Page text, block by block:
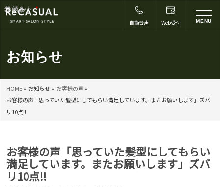
お知らせ
HOME» お知らせ » お客様の声 »
お客様の声「思っていた髪型にしてもらい満足しています。またお願いします」ズバ
リ10点!!
自動音声 Web受付 MENU
お客様の声「思っていた髪型にしてもらい
満足しています。またお願いします」ズバ
リ10点!!
コメント*
名前
メール
サイト